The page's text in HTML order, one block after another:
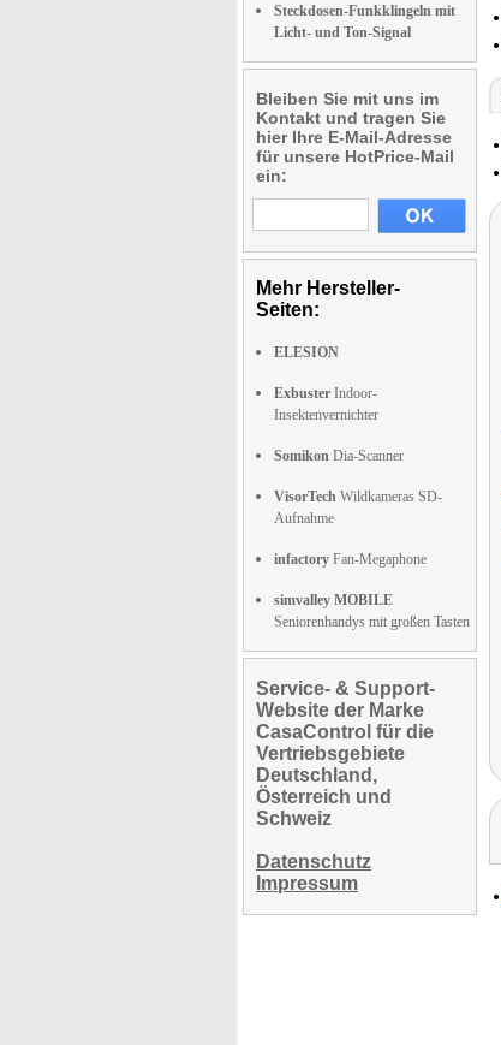
Steckdosen-Funkklingeln mit
Licht- und Ton-Signal
Bleiben Sie mit uns im
Kontakt und tragen Sie
hier Ihre E-Mail-Adresse
für unsere HotPrice-Mail
ein:
Mehr Hersteller-
Seiten:
ELESION
Exbuster Indoor-
Insektenvernichter
Somikon Dia-Scanner
VisorTech Wildkameras SD-
Aufnahme
infactory Fan-Megaphone
simvalley MOBILE
Seniorenhandys mit großen Tasten
Service- & Support-
Website der Marke
CasaControl für die
Vertriebsgebiete
Deutschland,
Österreich und
Schweiz
Datenschutz
Impressum